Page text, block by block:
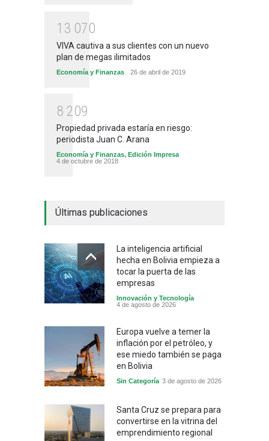
1 3 070
VIVA cautiva a sus clientes con un nuevo
plan de megas ilimitados
Economía y Finanzas 26 de abril de 2019
8 209
Propiedad privada estaría en riesgo:
periodista Juan C. Arana
Economía y Finanzas, Edición Impresa
4 de octubre de 2018
Últimas publicaciones
La inteligencia artificial
hecha en Bolivia empieza a
tocar la puerta de las
empresas
Innovación y Tecnología
4 de agosto de 2026
Europa vuelve a temer la
inflación por el petróleo, y
ese miedo también se paga
en Bolivia
Sin Categoría 3 de agosto de 2026
Santa Cruz se prepara para
convertirse en la vitrina del
emprendimiento regional